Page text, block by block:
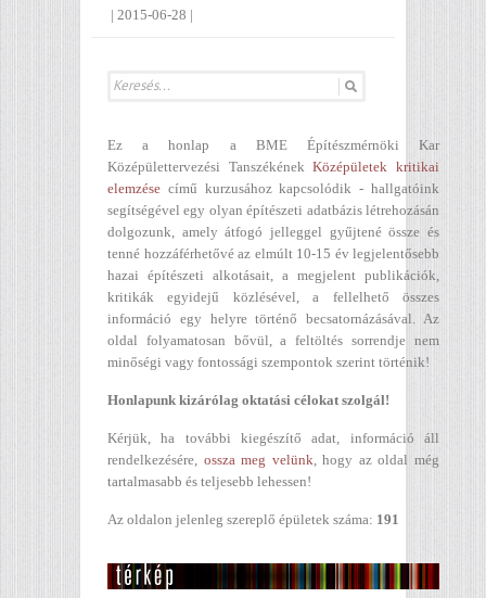
| 2015-06-28 |
Ez a honlap a BME Építészmérnöki Kar
Középülettervezési TanszékénekKözépületek kritikai
elemzése című kurzusához kapcsolódik - hallgatóink
segítségével egy olyan építészeti adatbázis létrehozásán
dolgozunk, amely átfogó jelleggel gyűjtené össze és
tenné hozzáférhetővé az elmúlt 10-15 év legjelentősebb
hazai építészeti alkotásait, a megjelent publikációk,
kritikák egyidejű közlésével, a fellelhető összes
információ egy helyre történő becsatornázásával. Az
oldal folyamatosan bővül, a feltöltés sorrendje nem
minőségi vagy fontossági szempontok szerint történik!
Honlapunk kizárólag oktatási célokat szolgál!
Kérjük, ha további kiegészítő adat, információ áll
rendelkezésére, ossza meg velünk , hogy az oldal még
tartalmasabb és teljesebb lehessen!
Az oldalon jelenleg szereplő épületek száma: 191